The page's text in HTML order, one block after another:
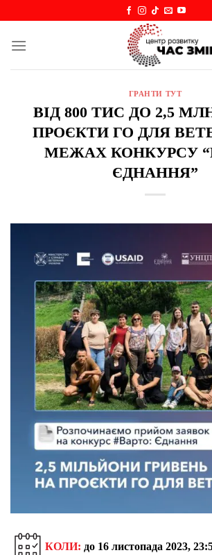
content
ГРАНТИ ТУТ
ВІД 800 ТИС ДО 2,5
ПРОЄКТИ ГО ДЛЯ
МЕЖАХ КОНКУРСУ
ЄДНАННЯ”
КОЛИ: до 16 листопада 2023,